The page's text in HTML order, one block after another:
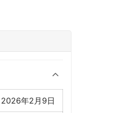
2026年2月9日